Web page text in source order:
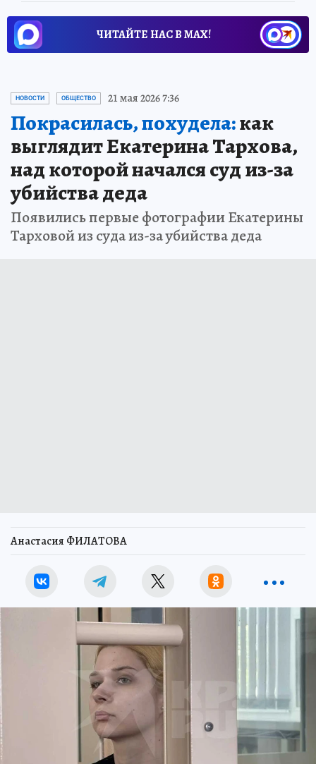
ЧИТАЙТЕ НАС В МАХ!
НОВОСТИ ОБЩЕСТВО 21 мая 2026 7:36
Покрасилась, похудела:как
выглядит Екатерина Тархова,
над которой начался суд из-за
убийства деда
Появились первые фотографии Екатерины
Тарховой из суда из-за убийства деда
Анастасия ФИЛАТОВА